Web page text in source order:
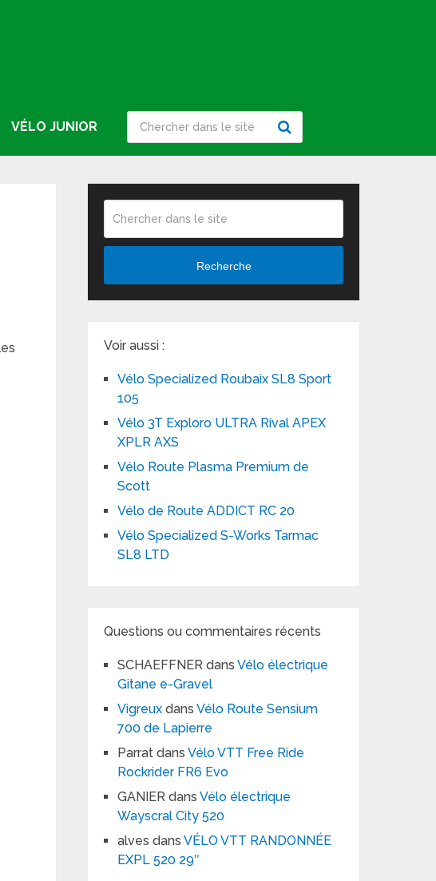
VÉLO JUNIOR
Recherche
Voir aussi :
Vélo Specialized Roubaix SL8 Sport
105
Vélo 3T Exploro ULTRA Rival APEX
XPLR AXS
Vélo Route Plasma Premium de
Scott
Vélo de Route ADDICT RC 20
Vélo Specialized S-Works Tarmac
SL8 LTD
Questions ou commentaires récents
SCHAEFFNER dansVélo électrique
Gitane e-Gravel
Vigreux dansVélo Route Sensium
700 de Lapierre
Parrat dansVélo VTT Free Ride
Rockrider FR6 Evo
GANIER dansVélo électrique
Wayscral City 520
alves dansVÉLO VTT RANDONNÉE
EXPL 520 29″